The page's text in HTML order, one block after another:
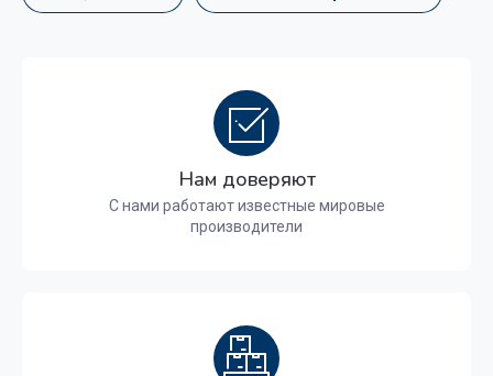
Нам доверяют
С нами работают известные мировые
производители